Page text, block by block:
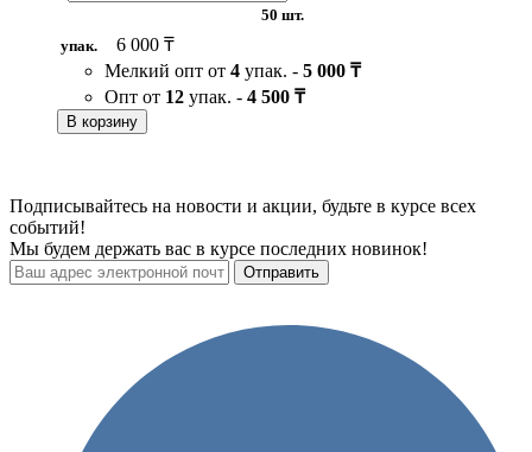
50 шт.
упак.
6 000 ₸
Мелкий опт от 4 упак. - 5 000 ₸
Опт от 12 упак. - 4 500 ₸
В корзину
Подписывайтесь на новости и акции, будьте в курсе всех
событий!
Мы будем держать вас в курсе последних новинок!